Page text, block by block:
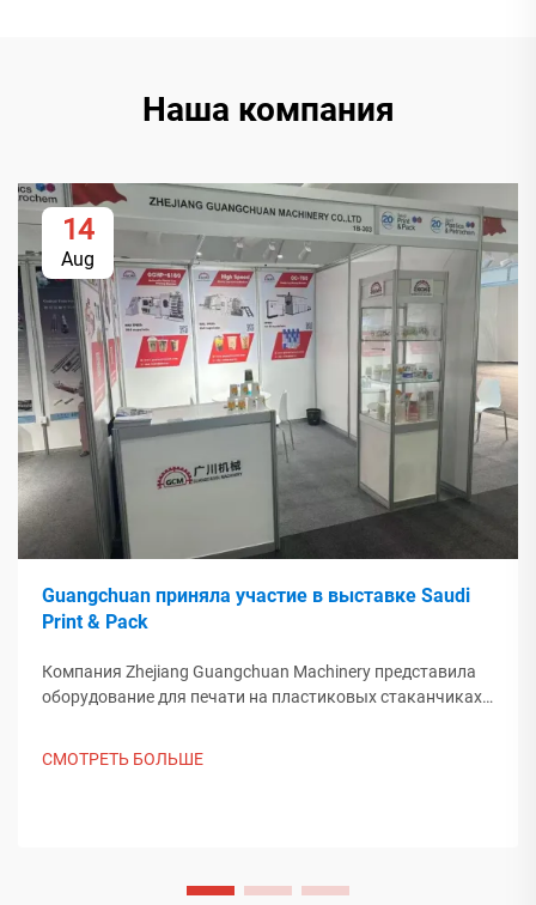
Наша компания
14
Aug
Guangchuan приняла участие в выставке Saudi
Print & Pack
Компания Zhejiang Guangchuan Machinery представила
оборудование для печати на пластиковых стаканчиках
СМОТРЕТЬ БОЛЬШЕ